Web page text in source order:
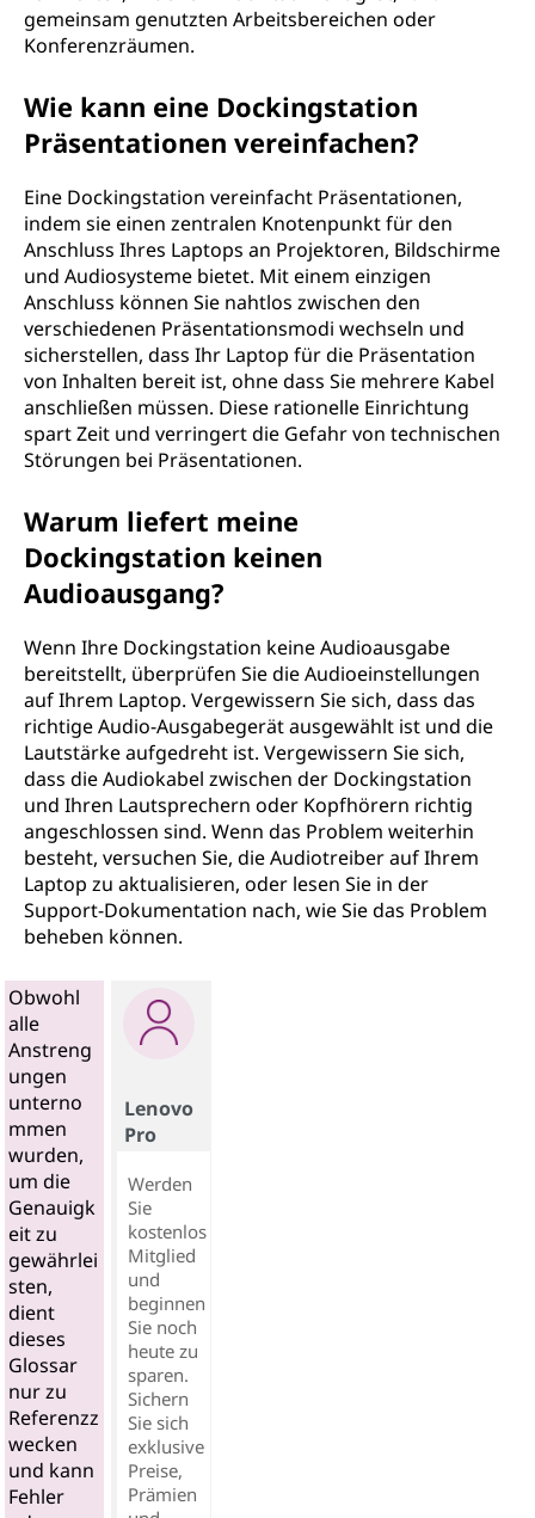
gemeinsam genutzten Arbeitsbereichen oder
Konferenzräumen.
Wie kann eine Dockingstation
Präsentationen vereinfachen?
Eine Dockingstation vereinfacht Präsentationen,
indem sie einen zentralen Knotenpunkt für den
Anschluss Ihres Laptops an Projektoren, Bildschirme
und Audiosysteme bietet. Mit einem einzigen
Anschluss können Sie nahtlos zwischen den
verschiedenen Präsentationsmodi wechseln und
sicherstellen, dass Ihr Laptop für die Präsentation
von Inhalten bereit ist, ohne dass Sie mehrere Kabel
anschließen müssen. Diese rationelle Einrichtung
spart Zeit und verringert die Gefahr von technischen
Störungen bei Präsentationen.
Warum liefert meine
Dockingstation keinen
Audioausgang?
Wenn Ihre Dockingstation keine Audioausgabe
bereitstellt, überprüfen Sie die Audioeinstellungen
auf Ihrem Laptop. Vergewissern Sie sich, dass das
richtige Audio-Ausgabegerät ausgewählt ist und die
Lautstärke aufgedreht ist. Vergewissern Sie sich,
dass die Audiokabel zwischen der Dockingstation
und Ihren Lautsprechern oder Kopfhörern richtig
angeschlossen sind. Wenn das Problem weiterhin
besteht, versuchen Sie, die Audiotreiber auf Ihrem
Laptop zu aktualisieren, oder lesen Sie in der
Support-Dokumentation nach, wie Sie das Problem
beheben können.
Obwohl
alle
Anstreng
ungen
unterno
mmen
wurden,
um die
Genauigk
eit zu
gewährlei
sten,
dient
dieses
Glossar
nur zu
Referenzz
wecken
und kann
Fehler
Lenovo
Pro
Werden
Sie
kostenlos
Mitglied
und
beginnen
Sie noch
heute zu
sparen.
Sichern
Sie sich
exklusive
Preise,
Prämien